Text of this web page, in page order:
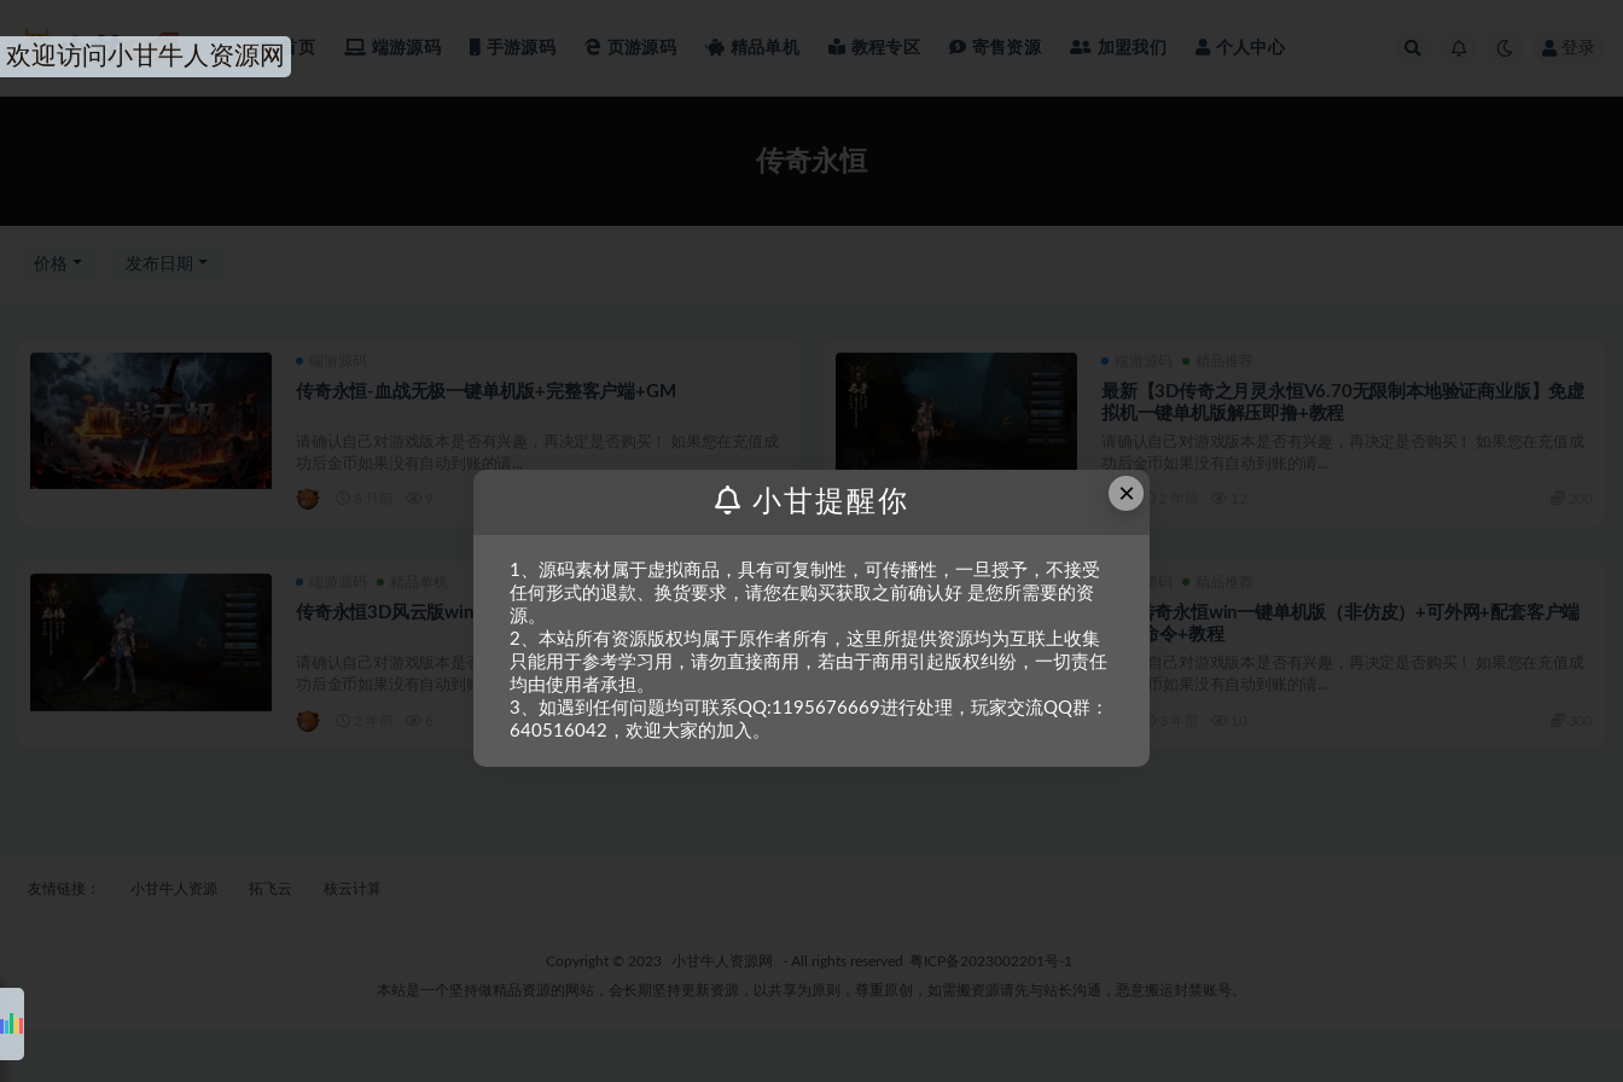
首页 端游源码 手游源码 页游源码 精品单机 教程专区 寄售资源 加盟我们 个人中心 登录
传奇永恒
价格 发布日期
传奇永恒-血战无极一键单机版+完整客户端+GM
请确认自己对游戏版本是否有兴趣，再决定是否购买！ 如果您在充值成
功后金币如果没有自动到账的请...
300
最新【3D传奇之月灵永恒V6.70无限制本地验证商业版】免虚
拟机一键单机版解压即撸+教程
请确认自己对游戏版本是否有兴趣，再决定是否购买！ 如果您在充值成
功后金币如果没有自动到账的请...
传奇永恒3D风云版win一键单机版+完整客户端+教程
请确认自己对游戏版本是否有兴趣，再决定是否购买！ 如果您在充值成
功后金币如果没有自动到账的请...
300
精典传奇永恒win一键单机版（非仿皮）+可外网+配套客户端
+GM命令+教程
请确认自己对游戏版本是否有兴趣，再决定是否购买！ 如果您在充值成
功后金币如果没有自动到账的请...
友情链接： 小甘牛人资源 拓飞云 核云计算
Copyright © 2023 小甘牛人资源网 - All rights reserved
粤ICP备2023002201号-1
本站是一个坚持做精品资源的网站，会长期坚持更新资源，以共享为原则，尊重原创，如需搬资源请先与站长沟通，恶意搬运封禁账号。
×
小甘提醒你
1、源码素材属于虚拟商品，具有可复制性，可传播性，一旦授予，不接受
任何形式的退款、换货要求，请您在购买获取之前确认好 是您所需要的资
源。
2、本站所有资源版权均属于原作者所有，这里所提供资源均为互联上收集
只能用于参考学习用，请勿直接商用，若由于商用引起版权纠纷，一切责任
均由使用者承担。
3、如遇到任何问题均可联系QQ:1195676669进行处理，玩家交流QQ群：
640516042，欢迎大家的加入。
欢迎访问小甘牛人资源网